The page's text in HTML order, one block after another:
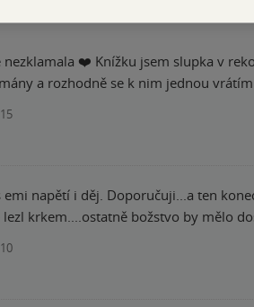
❤️ Knížku jsem slupka v
a rozhodně se k nim jednou
15
10